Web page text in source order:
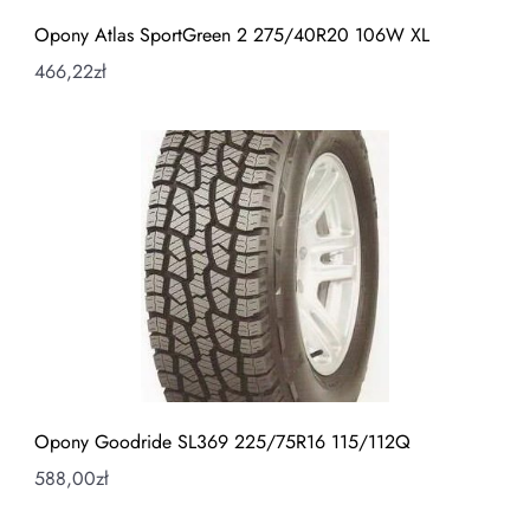
Opony Atlas SportGreen 2 275/40R20 106W XL
466,22zł
Opony Goodride SL369 225/75R16 115/112Q
588,00zł